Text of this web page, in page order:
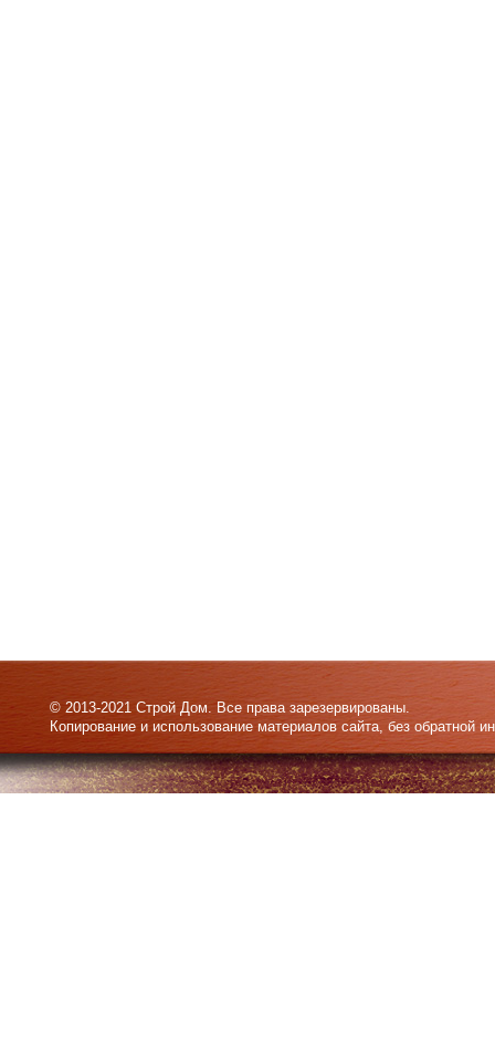
© 2013-2021 Строй Дом. Все права зарезервированы.
Копирование и использование материалов сайта, без обратной